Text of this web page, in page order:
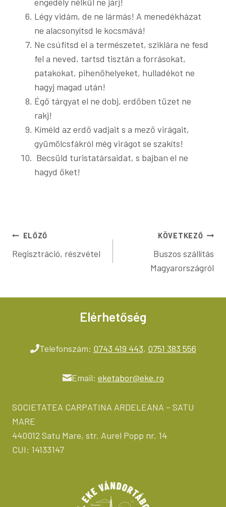
Légy vidám, de ne lármás! A menedékházat
ne alacsonyítsd le kocsmává!
Ne csúfítsd el a természetet, sziklára ne fesd
fel a neved, tartsd tisztán a forrásokat,
patakokat, pihenőhelyeket, hulladékot ne
hagyj magad után!
Égő tárgyat el ne dobj, erdőben tüzet ne
rakj!
Kíméld az erdő vadjait s a mező virágait,
gyümölcsfákról még virágot se szakíts!
Becsüld turistatársaidat, s bajban el ne
hagyd őket!
Bejegyzés
navigáció
ELŐZŐ
Regisztráció, részvétel
KÖVETKEZŐ
Buszos szállítás
Magyarországról
Elérhetőség
Telefonszám: 0743 419 443, 0751 383 556
Email: eketabor@eke.ro
SOCIETATEA CARPATINA ARDELEANA – SATU
MARE
440012 Satu Mare, str. Aurel Popp nr. 14
CUI: 14133147